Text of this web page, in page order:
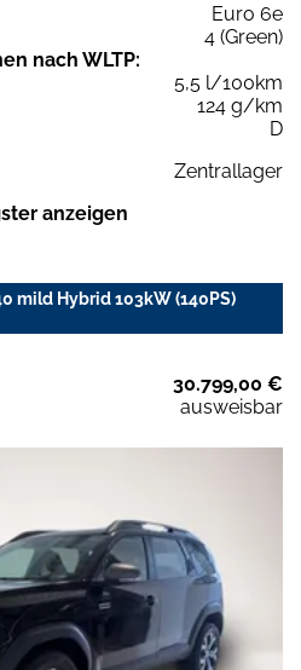
Euro 6e
4 (Green)
nach WLTP:
5,5 l/100km
124 g/km
D
Zentrallager
anzeigen
mild Hybrid 103kW (140PS)
30.799,00 €
ausweisbar